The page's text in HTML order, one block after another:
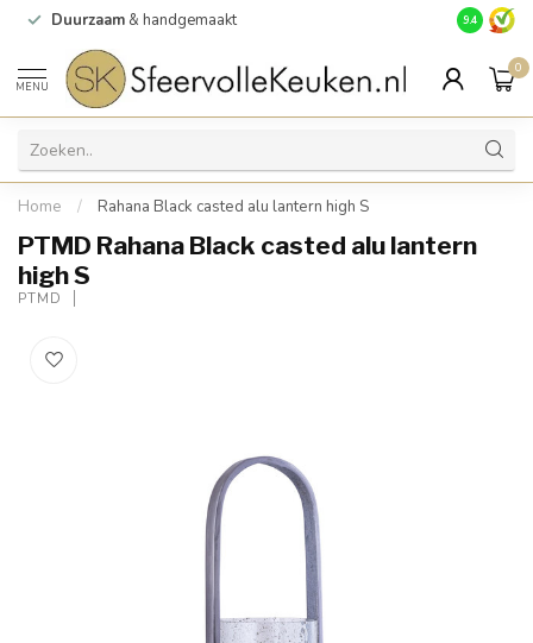
Duurzaam & handgemaakt Gratis
9.4
MENU
0
Home / Rahana Black casted alu lantern high S
PTMD Rahana Black casted alu lantern
high S
PTMD